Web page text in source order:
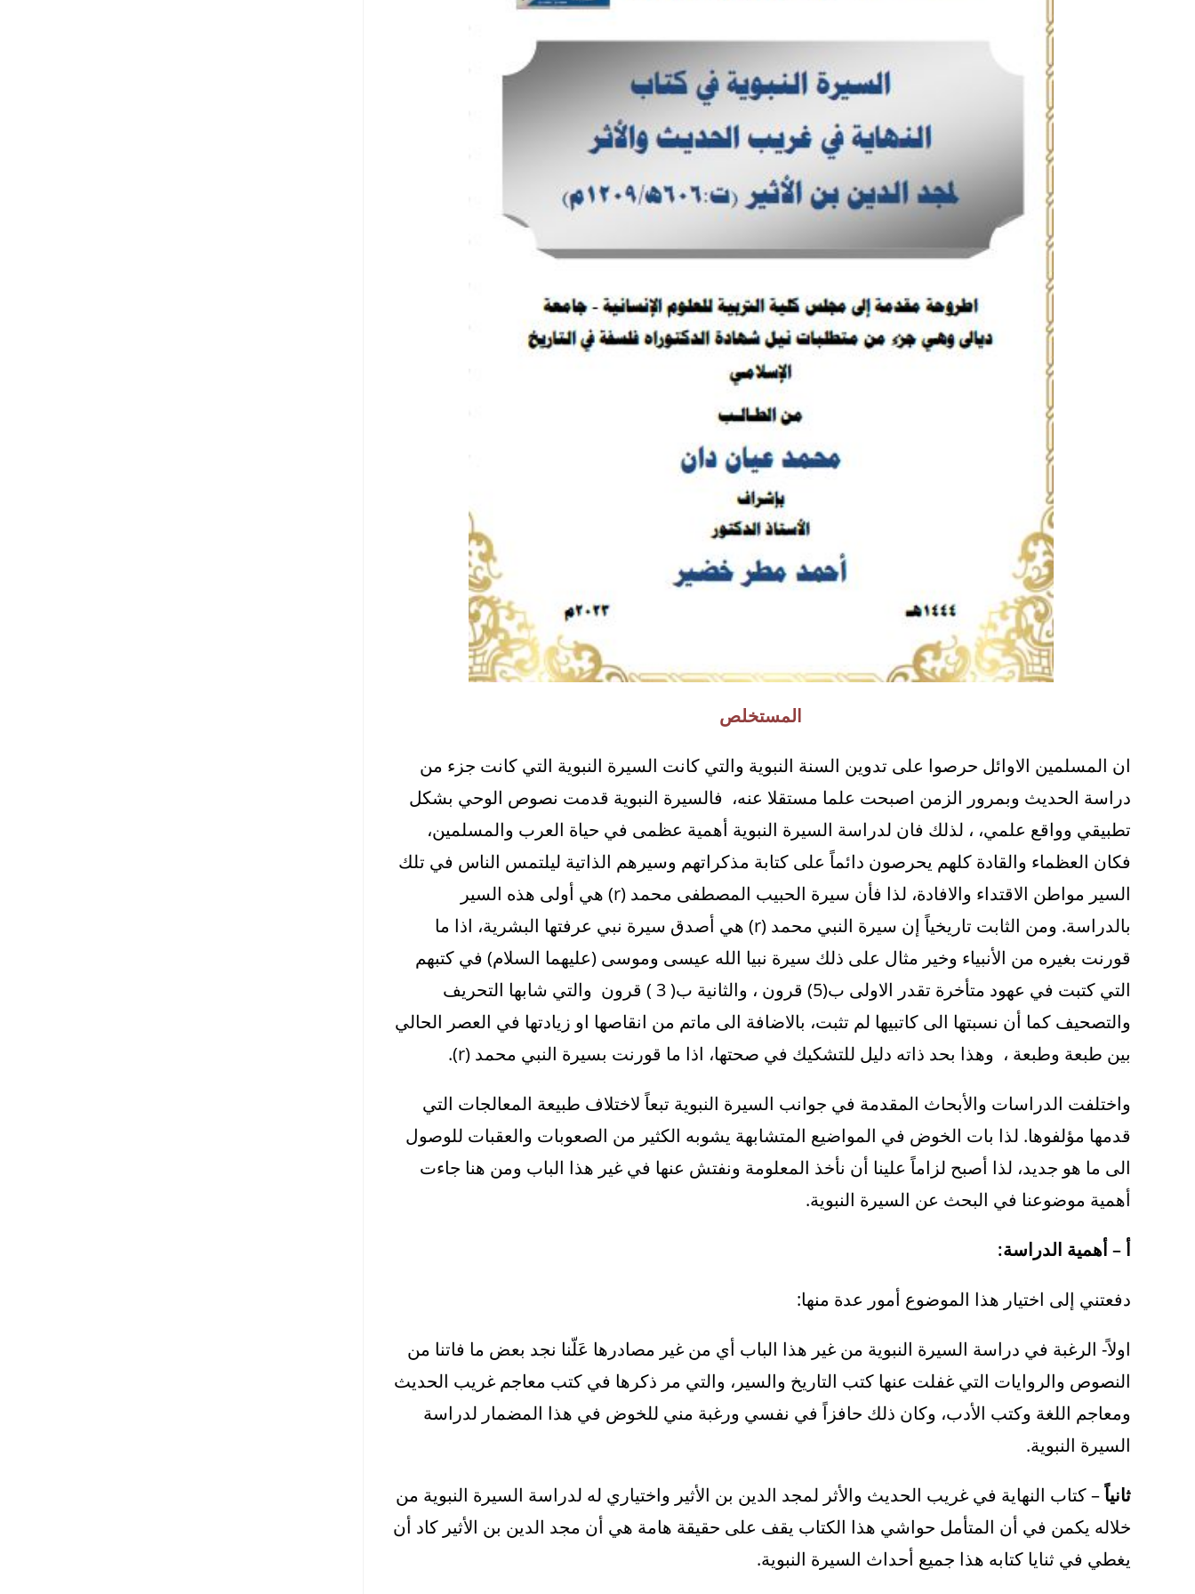
المستخلص
ان المسلمين الاوائل حرصوا على تدوين السنة النبوية والتي كانت السيرة النبوية التي كانت جزء من
دراسة الحديث وبمرور الزمن اصبحت علما مستقلا عنه، فالسيرة النبوية قدمت نصوص الوحي بشكل
تطبيقي وواقع علمي، ، لذلك فان لدراسة السيرة النبوية أهمية عظمى في حياة العرب والمسلمين،
فكان العظماء والقادة كلهم يحرصون دائماً على كتابة مذكراتهم وسيرهم الذاتية ليلتمس الناس في تلك
السير مواطن الاقتداء والافادة، لذا فأن سيرة الحبيب المصطفى محمد (r) هي أولى هذه السير
بالدراسة. ومن الثابت تاريخياً إن سيرة النبي محمد (r) هي أصدق سيرة نبي عرفتها البشرية، اذا ما
قورنت بغيره من الأنبياء وخير مثال على ذلك سيرة نبيا الله عيسى وموسى (عليهما السلام) في كتبهم
التي كتبت في عهود متأخرة تقدر الاولى ب(5) قرون ، والثانية ب( 3 ) قرون والتي شابها التحريف
والتصحيف كما أن نسبتها الى كاتبيها لم تثبت، بالاضافة الى ماتم من انقاصها او زيادتها في العصر الحالي
بين طبعة وطبعة ، وهذا بحد ذاته دليل للتشكيك في صحتها، اذا ما قورنت بسيرة النبي محمد (r).
واختلفت الدراسات والأبحاث المقدمة في جوانب السيرة النبوية تبعاً لاختلاف طبيعة المعالجات التي
قدمها مؤلفوها. لذا بات الخوض في المواضيع المتشابهة يشوبه الكثير من الصعوبات والعقبات للوصول
الى ما هو جديد، لذا أصبح لزاماً علينا أن نأخذ المعلومة ونفتش عنها في غير هذا الباب ومن هنا جاءت
أهمية موضوعنا في البحث عن السيرة النبوية.
أ – أهمية الدراسة:
دفعتني إلى اختيار هذا الموضوع أمور عدة منها:
اولاً- الرغبة في دراسة السيرة النبوية من غير هذا الباب أي من غير مصادرها عَلّنا نجد بعض ما فاتنا من
النصوص والروايات التي غفلت عنها كتب التاريخ والسير، والتي مر ذكرها في كتب معاجم غريب الحديث
ومعاجم اللغة وكتب الأدب، وكان ذلك حافزاً في نفسي ورغبة مني للخوض في هذا المضمار لدراسة
السيرة النبوية.
ثانياً– كتاب النهاية في غريب الحديث والأثر لمجد الدين بن الأثير واختياري له لدراسة السيرة النبوية من
خلاله يكمن في أن المتأمل حواشي هذا الكتاب يقف على حقيقة هامة هي أن مجد الدين بن الأثير كاد أن
يغطي في ثنايا كتابه هذا جميع أحداث السيرة النبوية.